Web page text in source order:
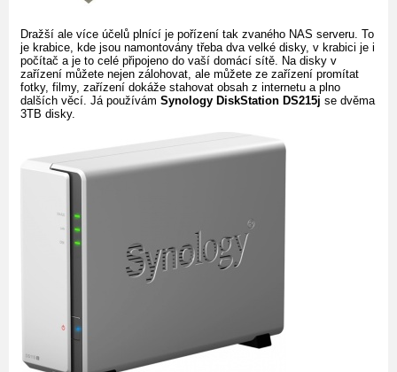
Dražší ale více účelů plnící je pořízení tak zvaného NAS serveru. To
je krabice, kde jsou namontovány třeba dva velké disky, v krabici je i
počítač a je to celé připojeno do vaší domácí sítě. Na disky v
zařízení můžete nejen zálohovat, ale můžete ze zařízení promítat
fotky, filmy, zařízení dokáže stahovat obsah z internetu a plno
dalších věcí. Já používám Synology DiskStation DS215j se dvěma
3TB disky.